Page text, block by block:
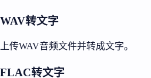
WAV转文字
上传WAV音频文件并转成文字。
FLAC转文字